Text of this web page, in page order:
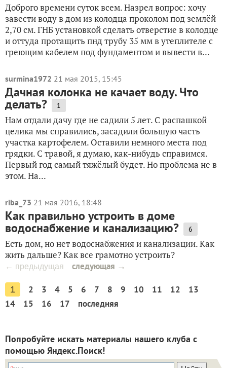
Доброго времени суток всем. Назрел вопрос: хочу
завести воду в дом из колодца проколом под землёй
2,70 см. ГНБ установкой сделать отверстие в колодце
и оттуда протащить пнд трубу 35 мм в утеплителе с
греющим кабелем под фундаментом и вывести в...
surmina1972 21 мая 2015, 15:45
Дачная колонка не качает воду. Что
делать? 1
Нам отдали дачу где не садили 5 лет. С распашкой
целика мы справились, засадили большую часть
участка картофелем. Оставили немного места под
грядки. С травой, я думаю, как-нибудь справимся.
Первый год самый тяжёлый будет. Но проблема не в
этом. На...
riba_73 21 мая 2016, 18:48
Как правильно устроить в доме
водоснабжение и канализацию? 6
Есть дом, но нет водоснабжения и канализации. Как
жить дальше? Как все грамотно устроить?
← предыдущая следующая →
1 2 3 4 5 6 7 8 9 10 11 12
13
14
15 16 17 последняя
Попробуйте искать материалы нашего клуба с
помощью Яндекс.Поиск!